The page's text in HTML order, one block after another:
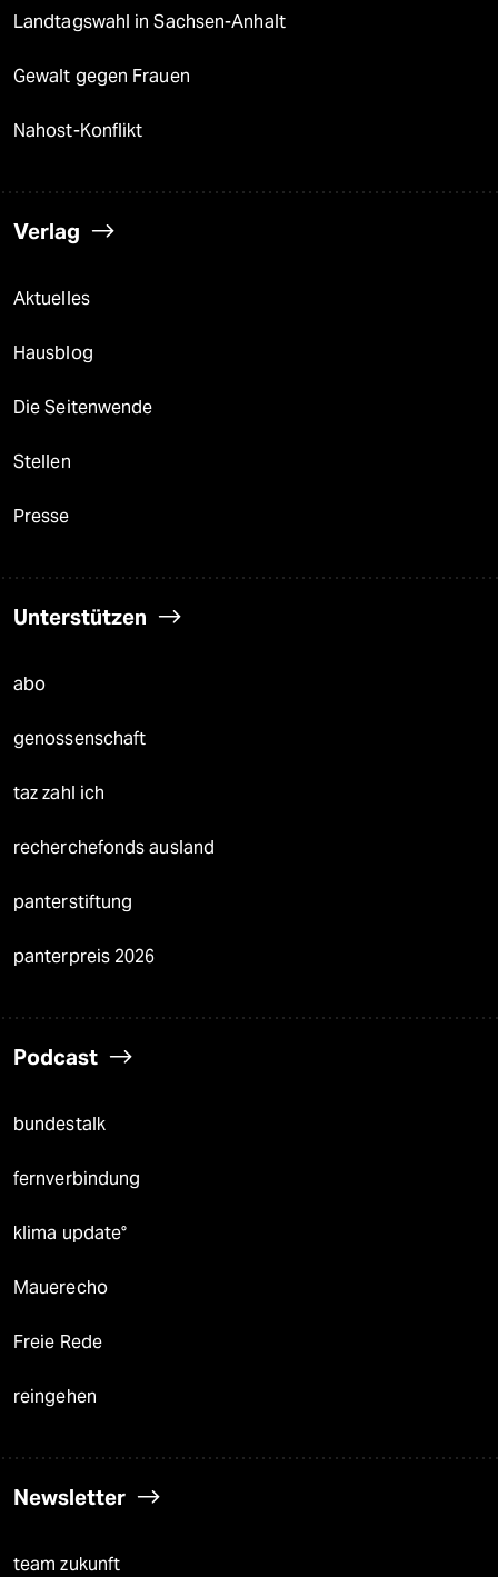
Landtagswahl in Sachsen-Anhalt
Gewalt gegen Frauen
Nahost-Konflikt
Verlag
Aktuelles
Hausblog
Die Seitenwende
Stellen
Presse
Unterstützen
abo
genossenschaft
taz zahl ich
recherchefonds ausland
panterstiftung
panterpreis 2026
Podcast
bundestalk
fernverbindung
klima update°
Mauerecho
Freie Rede
reingehen
Newsletter
team zukunft